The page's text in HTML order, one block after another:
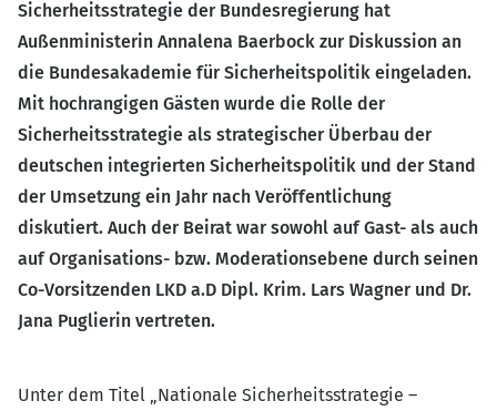
Sicherheitsstrategie der Bundesregierung hat
Außenministerin Annalena Baerbock zur Diskussion an
die Bundesakademie für Sicherheitspolitik eingeladen.
Mit hochrangigen Gästen wurde die Rolle der
Sicherheitsstrategie als strategischer Überbau der
deutschen integrierten Sicherheitspolitik und der Stand
der Umsetzung ein Jahr nach Veröffentlichung
diskutiert. Auch der Beirat war sowohl auf Gast- als auch
auf Organisations- bzw. Moderationsebene durch seinen
Co-Vorsitzenden LKD a.D Dipl. Krim. Lars Wagner und Dr.
Jana Puglierin vertreten.
Unter dem Titel „Nationale Sicherheitsstrategie –